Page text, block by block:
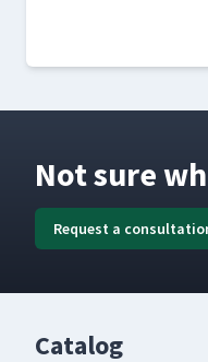
Not sure
Request a
Catalog